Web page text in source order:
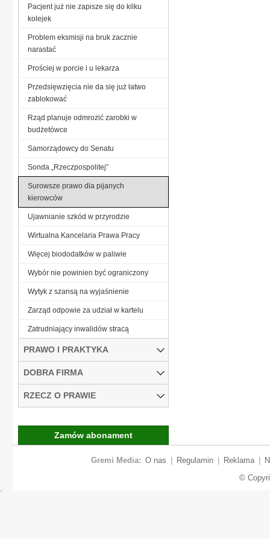
Pacjent już nie zapisze się do kilku
kolejek
Problem eksmisji na bruk zacznie
narastać
Prościej w porcie i u lekarza
Przedsięwzięcia nie da się już łatwo
zablokować
Rząd planuje odmrozić zarobki w
budżetówce
Samorządowcy do Senatu
Sonda „Rzeczpospolitej”
Surowsze prawo dla pijanych
kierowców
Ujawnianie szkód w przyrodzie
Wirtualna Kancelaria Prawa Pracy
Więcej biododatków w paliwie
Wybór nie powinien być ograniczony
Wytyk z szansą na wyjaśnienie
Zarząd odpowie za udział w kartelu
Zatrudniający inwalidów stracą
PRAWO I PRAKTYKA
DOBRA FIRMA
RZECZ O PRAWIE
Zamów abonament
Gremi Media: O nas Regulamin Reklama
©